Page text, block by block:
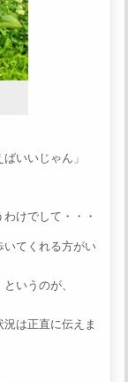
いいじゃん」
けでして・・・
いてくれる方がい
いうのが、
況は正直に伝えま